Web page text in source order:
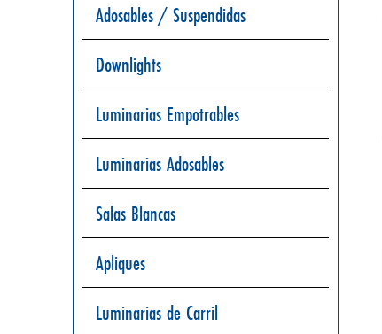
Adosables / Suspendidas
Downlights
Luminarias Empotrables
Luminarias Adosables
Salas Blancas
Apliques
Luminarias de Carril